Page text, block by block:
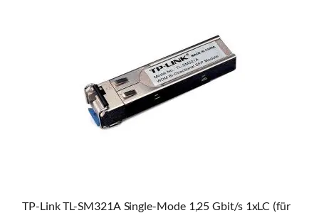
TP-Link TL-SM321A Single-Mode 1,25 Gbit/s 1xLC (für